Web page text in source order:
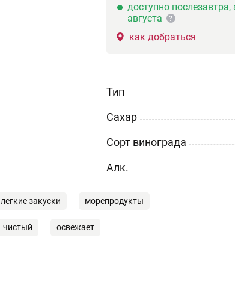
доступно послезавтра,
августа
?
как добраться
Тип
Сахар
Сорт винограда
Aлк.
легкие закуски морепродукты
чистый освежает